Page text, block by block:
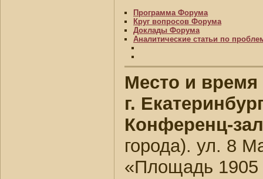
Программа Форума
Круг вопросов Форума
Доклады Форума
Аналитические статьи по
Место и
г.
Конференц-
города). ул. 8
«Площадь 1905